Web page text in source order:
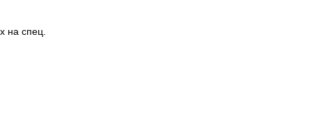
на спец.